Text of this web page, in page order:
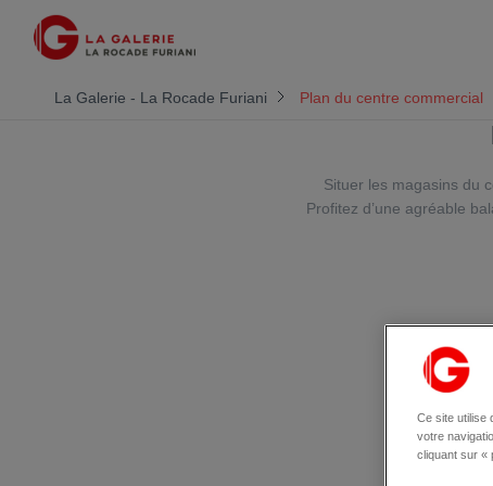
La Galerie - La Rocade Furiani Plan du centre commercial
Situer les magasins du
Profitez d’une agréable
Ce site utilise
votre
cliquant sur «